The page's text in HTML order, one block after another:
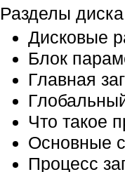
Разделы
Дисковые
Блок
Главная
Что такое
Основные
Процесс